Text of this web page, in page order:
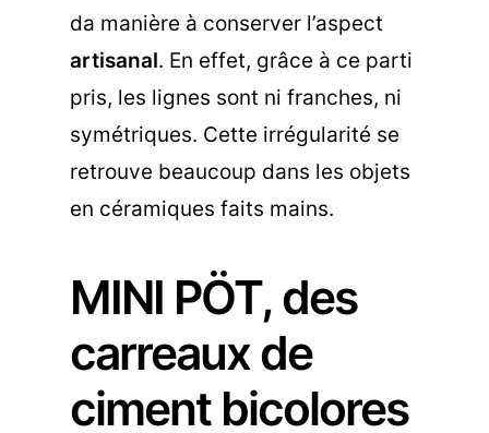
da manière à conserver l’aspect
artisanal. En effet, grâce à ce parti
pris, les lignes sont ni franches, ni
symétriques. Cette irrégularité se
retrouve beaucoup dans les objets
en céramiques faits mains.
MINI PÖT, des
carreaux de
ciment bicolores